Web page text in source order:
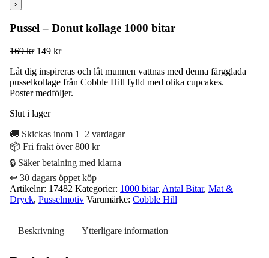
›
Pussel – Donut kollage 1000 bitar
169kr Det
priset
var:
169 kr.
149 krDet
priset
är:
149 kr.
Låt dig inspireras och låt munnen vattnas med denna färgglada
pusselkollage från Cobble Hill fylld med olika cupcakes.
Poster medföljer.
Slut i lager
🚚 Skickas inom 1–2 vardagar
📦 Fri frakt över 800 kr
🔒 Säker betalning med klarna
↩️ 30 dagars öppet köp
Artikelnr: 17482 Kategorier: 1000 bitar, Antal Bitar, Mat &
Dryck, Pusselmotiv Varumärke: Cobble Hill
Beskrivning Ytterligare information